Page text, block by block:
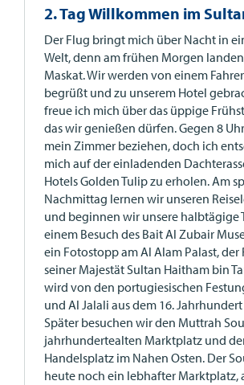
2. Tag Willkommen im
Der Flug bringt mich über Nacht in
Welt, denn am frühen Morgen
Maskat. Wir werden von einem
begrüßt und zu unserem Hotel
freue ich mich über das üppige
das wir genießen dürfen. Gegen 8
mein Zimmer beziehen, doch ich
mich auf der einladenden
Hotels Golden Tulip zu erholen. Am
Nachmittag lernen wir unseren
und beginnen wir unsere halbtägige
einem Besuch des Bait Al Zubair
ein Fotostopp am Al Alam Palast, der
seiner Majestät Sultan Haitham bin
wird von den portugiesischen
und Al Jalali aus dem 16.
Später besuchen wir den Muttrah
jahrhundertealten Marktplatz und
Handelsplatz im Nahen Osten. Der
heute noch ein lebhafter Marktplatz,